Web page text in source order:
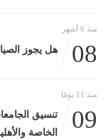
منذ 6 أشهر
08 هل يجوز
منذ 11 يومًا
09
الخاصة